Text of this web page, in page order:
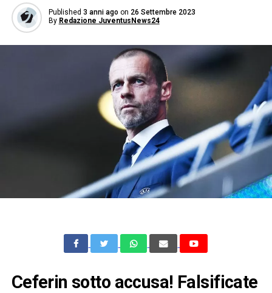
Published 3 anni ago on 26 Settembre 2023
By Redazione JuventusNews24
Ceferin sotto accusa! Falsificate